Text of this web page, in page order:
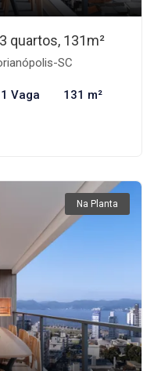
quartos, 131m²
SC
1 Vaga 131 m²
Na Planta